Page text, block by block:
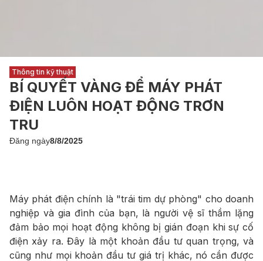
Thông tin kỹ thuật
BÍ QUYẾT VÀNG ĐỂ MÁY PHÁT
ĐIỆN LUÔN HOẠT ĐỘNG TRƠN
TRU
Đăng ngày8/8/2025
Máy phát điện chính là "trái tim dự phòng" cho doanh
nghiệp và gia đình của bạn, là người vệ sĩ thầm lặng
đảm bảo mọi hoạt động không bị gián đoạn khi sự cố
điện xảy ra. Đây là một khoản đầu tư quan trọng, và
cũng như mọi khoản đầu tư giá trị khác, nó cần được